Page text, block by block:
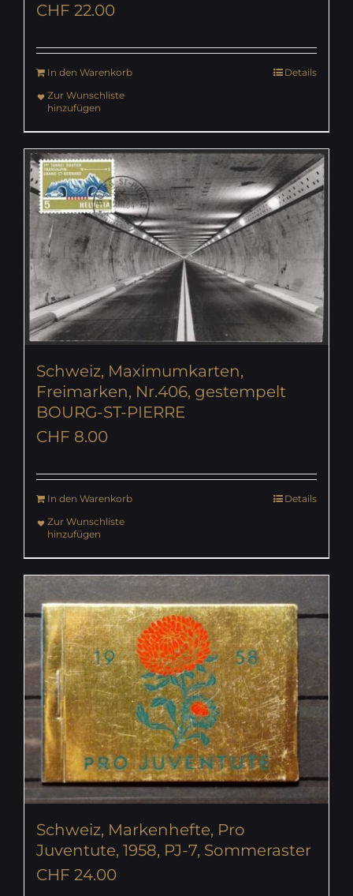
CHF 22.00
In den Warenkorb
Details
Zur Wunschliste
hinzufügen
Schweiz, Maximumkarten,
Freimarken, Nr.406, gestempelt
BOURG-ST-PIERRE
CHF 8.00
In den Warenkorb
Details
Zur Wunschliste
hinzufügen
Schweiz, Markenhefte, Pro
Juventute, 1958, PJ-7, Sommeraster
CHF 24.00